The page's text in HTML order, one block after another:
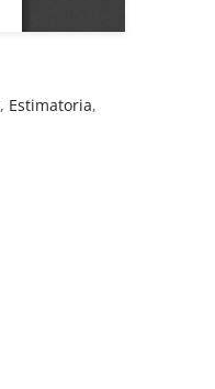
, Estimatoria,